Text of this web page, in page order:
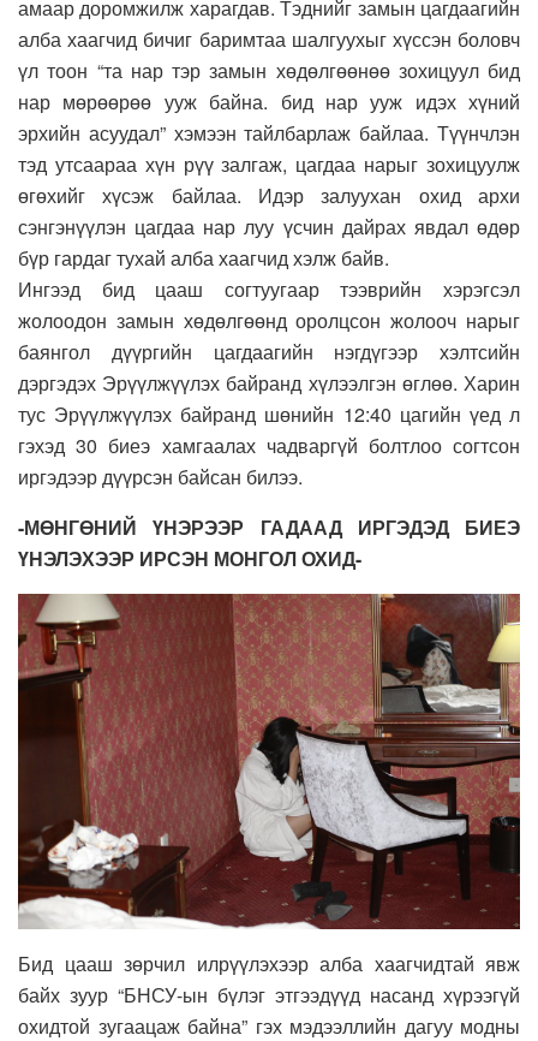
амаар доромжилж харагдав. Тэднийг замын цагдаагийн
алба хаагчид бичиг баримтаа шалгуухыг хүссэн боловч
үл тоон “та нар тэр замын хөдөлгөөнөө зохицуул бид
нар мөрөөрөө ууж байна. бид нар ууж идэх хүний
эрхийн асуудал” хэмээн тайлбарлаж байлаа. Түүнчлэн
тэд утсаараа хүн рүү залгаж, цагдаа нарыг зохицуулж
өгөхийг хүсэж байлаа. Идэр залуухан охид архи
сэнгэнүүлэн цагдаа нар луу үсчин дайрах явдал өдөр
бүр гардаг тухай алба хаагчид хэлж байв.
Ингээд бид цааш согтуугаар тээврийн хэрэгсэл
жолоодон замын хөдөлгөөнд оролцсон жолооч нарыг
баянгол дүүргийн цагдаагийн нэгдүгээр хэлтсийн
дэргэдэх Эрүүлжүүлэх байранд хүлээлгэн өглөө. Харин
тус Эрүүлжүүлэх байранд шөнийн 12:40 цагийн үед л
гэхэд 30 биеэ хамгаалах чадваргүй болтлоо согтсон
иргэдээр дүүрсэн байсан билээ.
-МӨНГӨНИЙ ҮНЭРЭЭР ГАДААД ИРГЭДЭД БИЕЭ
ҮНЭЛЭХЭЭР ИРСЭН МОНГОЛ ОХИД-
Бид цааш зөрчил илрүүлэхээр алба хаагчидтай явж
байх зуур “БНСУ-ын бүлэг этгээдүүд насанд хүрээгүй
охидтой зугаацаж байна” гэх мэдээллийн дагуу модны